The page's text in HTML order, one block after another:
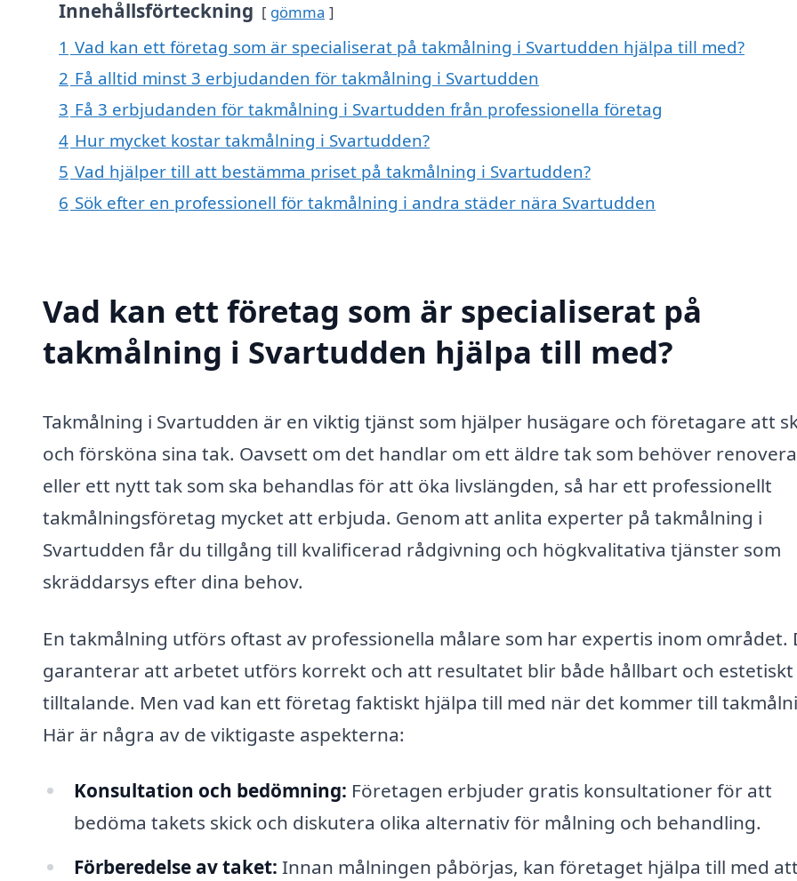
Innehållsförteckning gömma
1 Vad kan ett företag som är specialiserat på takmålning i Svartudden hjälpa till med?
2 Få alltid minst 3 erbjudanden för takmålning i Svartudden
3 Få 3 erbjudanden för takmålning i Svartudden från professionella företag
4 Hur mycket kostar takmålning i Svartudden?
5 Vad hjälper till att bestämma priset på takmålning i Svartudden?
6 Sök efter en professionell för takmålning i andra städer nära Svartudden
Vad kan ett företag som är specialiserat på
takmålning i Svartudden hjälpa till med?
Takmålning i Svartudden är en viktig tjänst som hjälper husägare och företagare att
och försköna sina tak. Oavsett om det handlar om ett äldre tak som behöver
eller ett nytt tak som ska behandlas för att öka livslängden, så har ett professionellt
takmålningsföretag mycket att erbjuda. Genom att anlita experter på takmålning i
Svartudden får du tillgång till kvalificerad rådgivning och högkvalitativa tjänster som
skräddarsys efter dina behov.
En takmålning utförs oftast av professionella målare som har expertis inom området.
garanterar att arbetet utförs korrekt och att resultatet blir både hållbart och estetiskt
tilltalande. Men vad kan ett företag faktiskt hjälpa till med när det kommer till
Här är några av de viktigaste aspekterna:
Konsultation och bedömning: Företagen erbjuder gratis konsultationer för att
bedöma takets skick och diskutera olika alternativ för målning och behandling.
Förberedelse av taket: Innan målningen påbörjas, kan företaget hjälpa till med att